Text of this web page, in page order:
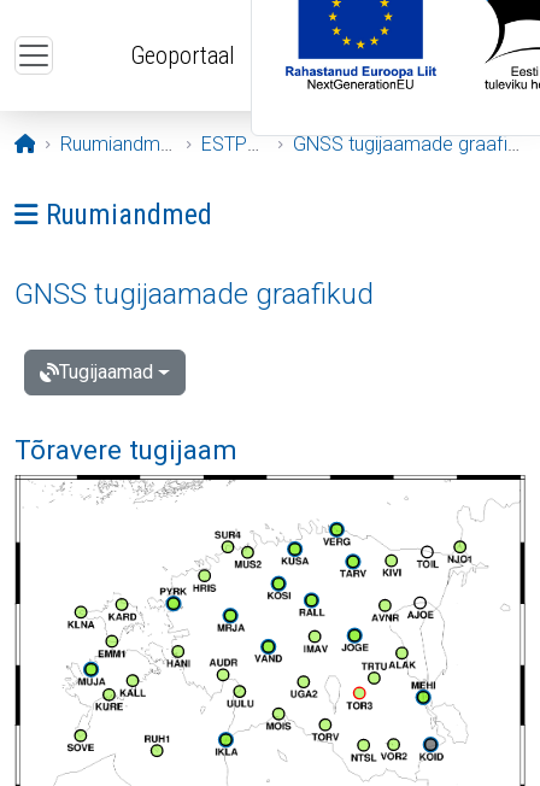
Geoportaal
Avaleht
Ruumiandmed ESTPOS GNSS tugijaamade graafikud
Ava menüü: Ruumiandmed
Ruumiandmed
GNSS tugijaamade graafikud
Tugijaamad
Tõravere tugijaam